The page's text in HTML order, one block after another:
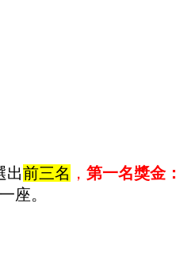
出前三名 ， 第一名獎金
座。